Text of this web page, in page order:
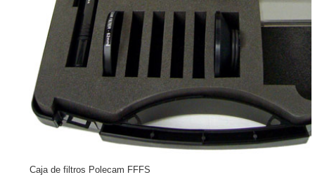
Caja de filtros Polecam FFFS